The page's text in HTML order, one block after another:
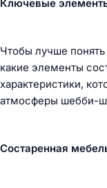
Ключевые
Чтобы лучше
какие элементы
характеристики,
атмосферы шебби-
Состаренная